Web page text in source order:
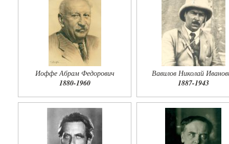
Иоффе Абрам Федорович
1880-1960
Вавилов Николай
1887-1943